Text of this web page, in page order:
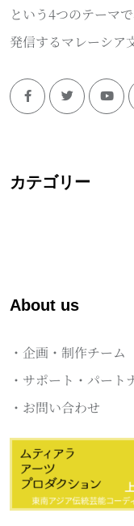
という4つのテーマ
発信するマレーシア
カテゴリー
About us
・企画・制作チー
・サポート・パート
・お問い合わせ